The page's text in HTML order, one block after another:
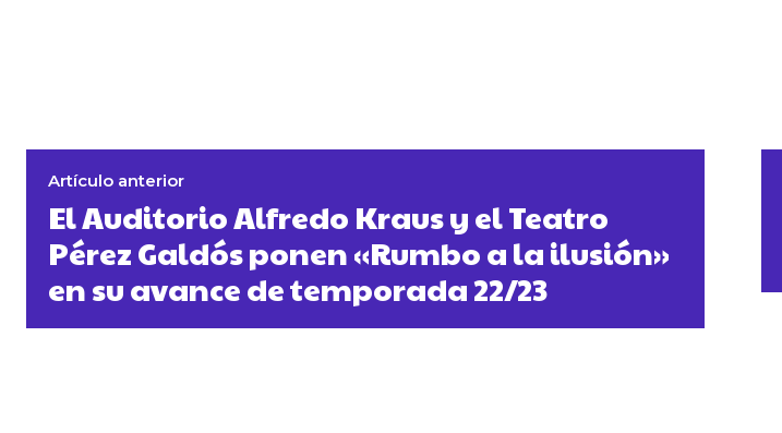
Artículo anterior
El Auditorio Alfredo Kraus y el Teatro
Pérez Galdós ponen «Rumbo a la ilusión»
en su avance de temporada 22/23